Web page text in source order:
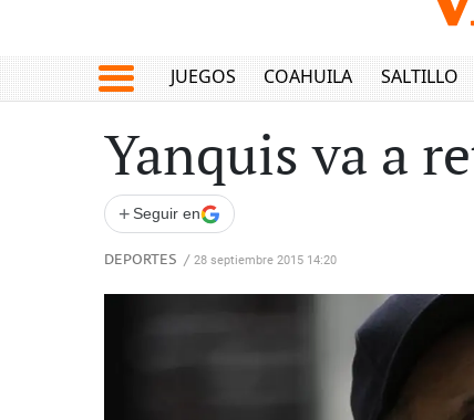
JUEGOS COAHUILA SALTILLO
Yanquis va a
+ Seguir en
DEPORTES / 28 septiembre 2015 14:20